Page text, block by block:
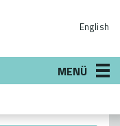
English
MENÜ